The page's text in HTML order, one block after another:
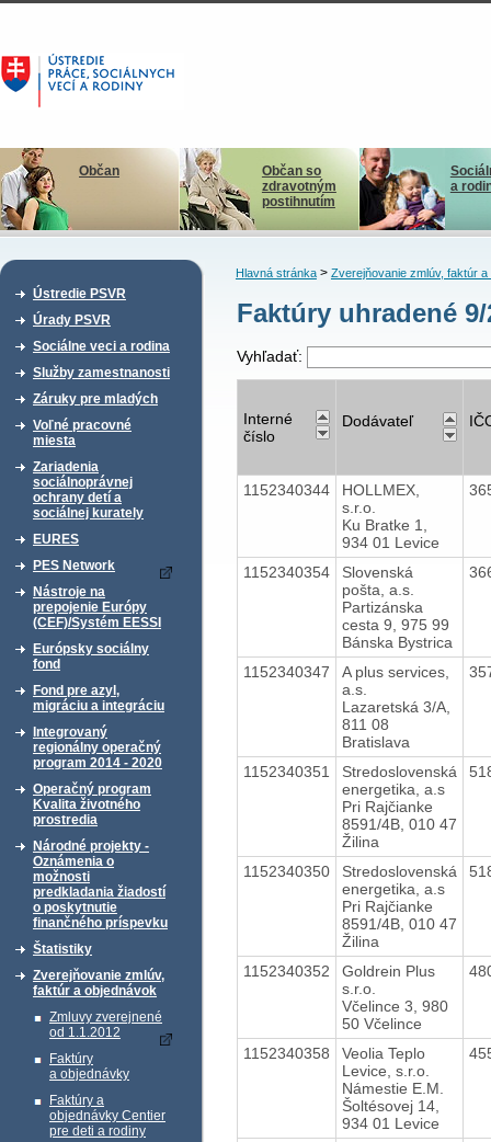
Občan
Občan so
zdravotným
postihnutím
a
Ústredie PSVR
Úrady PSVR
Sociálne veci a rodina
Služby zamestnanosti
Záruky pre mladých
Voľné pracovné
miesta
Zariadenia
sociálnoprávnej
ochrany detí a
sociálnej kurately
EURES
PES Network
Nástroje na
prepojenie Európy
(CEF)/Systém EESSI
Európsky sociálny
fond
Fond pre azyl,
migráciu a integráciu
Integrovaný
regionálny operačný
program 2014 - 2020
Operačný program
Kvalita životného
prostredia
Národné projekty -
Oznámenia o
možnosti
predkladania žiadostí
o poskytnutie
finančného príspevku
Štatistiky
Zverejňovanie zmlúv,
faktúr a objednávok
Zmluvy zverejnené
od 1.1.2012
Faktúry
a objednávky
Faktúry a
objednávky Centier
pre deti a rodiny
Hlavná stránka> Zverejňovanie zmlúv, faktúr a
Faktúry uhradené
Vyhľadať:
Interné
číslo
Dodávateľ
1152340344
HOLLMEX,
s.r.o.
Ku Bratke 1,
934 01 Levice
1152340354
Slovenská
pošta, a.s.
Partizánska
cesta 9, 975 99
Bánska Bystrica
1152340347
A plus services,
a.s.
Lazaretská 3/A,
811 08
Bratislava
1152340351
Stredoslovenská
energetika, a.s
Pri Rajčianke
8591/4B, 010 47
Žilina
1152340350
Stredoslovenská
energetika, a.s
Pri Rajčianke
8591/4B, 010 47
Žilina
1152340352
Goldrein Plus
s.r.o.
Včelince 3, 980
50 Včelince
1152340358
Veolia Teplo
Levice, s.r.o.
Námestie E.M.
Šoltésovej 14,
934 01 Levice